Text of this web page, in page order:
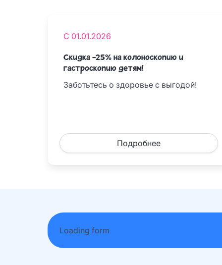
С 01.01.2026
Скидка -25% на колоноскопию и
гастроскопию детям!
Заботьтесь о здоровье с выгодой!
Подробнее
Loading form